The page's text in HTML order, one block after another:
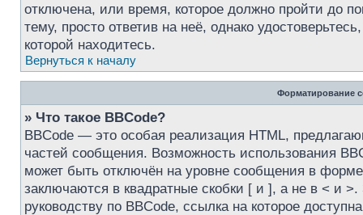
отключена, или время, которое должно пройти до
тему, просто ответив на неё, однако
которой находитесь.
Вернуться к началу
Форматирование
» Что такое BBCode?
BBCode — это особая реализация HTML,
частей сообщения. Возможность использования
может быть отключён на уровне сообщения в
заключаются в квадратные скобки [ и ], а не в < и
руководству по BBCode, ссылка на которое